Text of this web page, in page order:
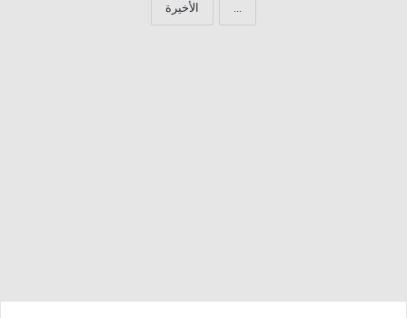
... الأخيرة